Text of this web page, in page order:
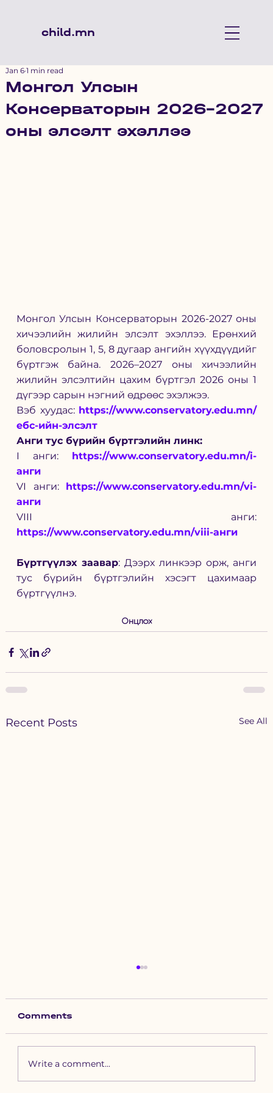
child.mn
Монгол Улсын
Консерваторын 2026-2027
оны элсэлт эхэллээ
Jan 6 1 min read
Монгол Улсын Консерваторын 2026-2027 оны
хичээлийн жилийн элсэлт эхэллээ. Ерөнхий
боловсролын 1, 5, 8 дугаар ангийн хүүхдүүдийг
бүртгэж байна. 2026–2027 оны хичээлийн
жилийн элсэлтийн цахим бүртгэл 2026 оны 1
дүгээр сарын нэгний өдрөөс эхэлжээ.
Вэб хуудас: https://www.conservatory.edu.mn/
ебс-ийн-элсэлт
Анги тус бүрийн бүртгэлийн линк:
I анги: https://www.conservatory.edu.mn/i-
анги
VI анги: https://www.conservatory.edu.mn/vi-
анги
https://www.conservatory.edu.mn/viii-анги
Бүртгүүлэх заавар: Дээрх линкээр орж, анги
тус бүрийн бүртгэлийн хэсэгт цахимаар
бүртгүүлнэ.
Онцлох
Recent Posts See All
Comments
Write a comment...